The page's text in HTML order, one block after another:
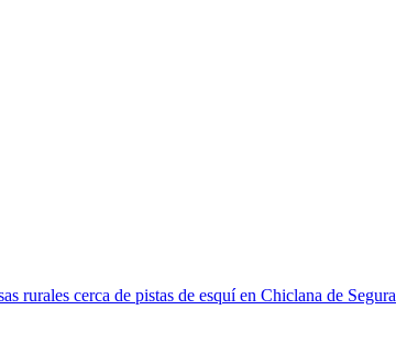
rurales cerca de pistas de esquí en Chiclana de Segura